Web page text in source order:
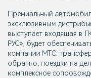
Премиальный
эксклюзивным
выступает входящая в
РУС», будет
компании МТС:
обратно, поездки на
комплексное